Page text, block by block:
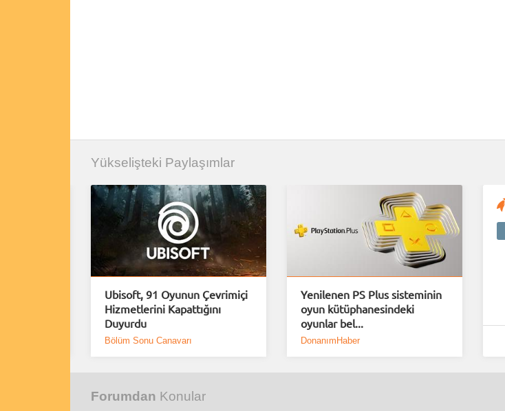
Yükselişteki Paylaşımlar
Ubisoft, 91 Oyunun Çevrimiçi
Hizmetlerini Kapattığını
Duyurdu
Bölüm Sonu Canavarı
Yenilenen PS Plus sisteminin
oyun kütüphanesindeki
oyunlar bel...
DonanımHaber
Forumdan Konular